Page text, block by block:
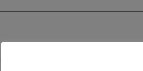
akzeptiert